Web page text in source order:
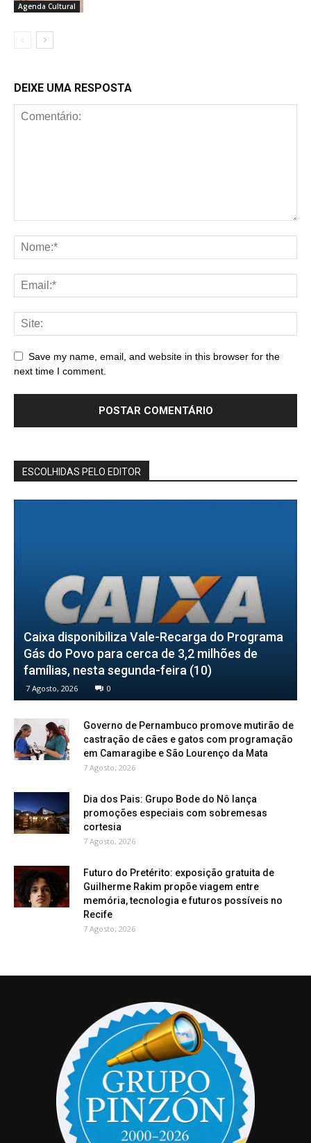
Agenda Cultural
DEIXE UMA RESPOSTA
Save my name, email, and website in this browser for the
next time I comment.
ESCOLHIDAS PELO EDITOR
Caixa disponibiliza Vale-Recarga do Programa
Gás do Povo para cerca de 3,2 milhões de
famílias, nesta segunda-feira (10)
7 Agosto, 2026 0
Governo de Pernambuco promove mutirão de
castração de cães e gatos com programação
em Camaragibe e São Lourenço da Mata
7 Agosto, 2026
Dia dos Pais: Grupo Bode do Nô lança
promoções especiais com sobremesas
cortesia
7 Agosto, 2026
Futuro do Pretérito: exposição gratuita de
Guilherme Rakim propõe viagem entre
memória, tecnologia e futuros possíveis no
Recife
7 Agosto, 2026